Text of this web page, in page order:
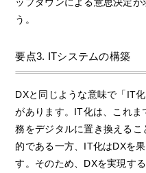
う。
要点3. ITシステムの構築
DXと同じような意味で「IT
があります。IT化は、これ
務をデジタルに置き換える
的である一方、IT化はDXを
す。そのため、DXを実現す